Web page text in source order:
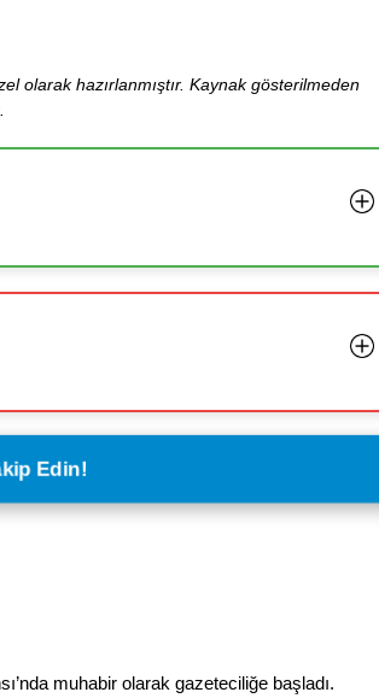
olarak hazırlanmıştır. Kaynak gösterilmeden
Edin!
muhabir olarak gazeteciliğe başladı.